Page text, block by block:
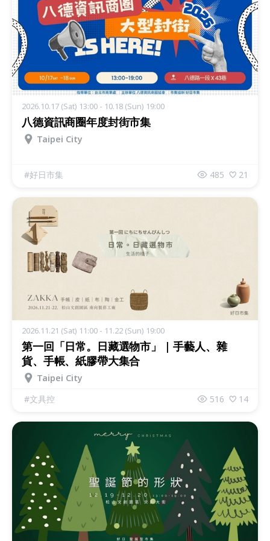
2026.10.17 (Sat) 13:00 - 10.18 (Sun) 19:00
八德資訊商圈年度封街市集
Taipei City
#好日市集 485 21
2026.11.21 (Sat) 11:00 - 11.22 (Sun) 19:00
第一回「日常。日藏選物市」 | 手藝人、雜
貨、手帳、紙膠帶大集合
Taipei City
#文具控 516 14